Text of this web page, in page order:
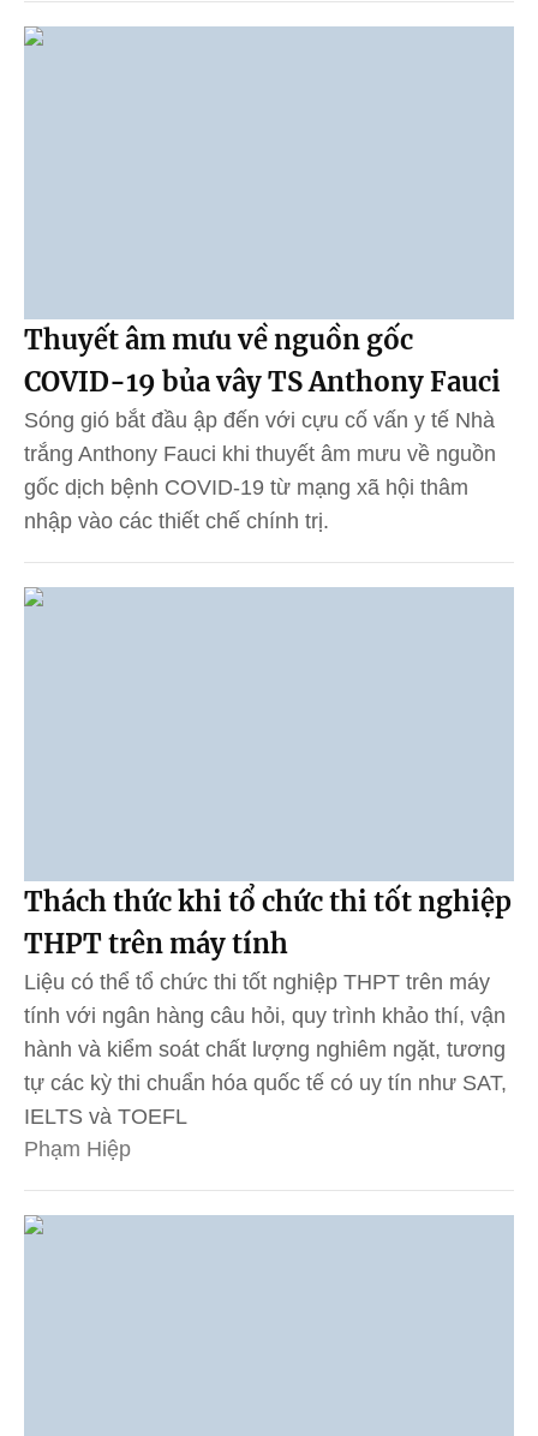
Thuyết âm mưu về nguồn gốc
COVID-19 bủa vây TS Anthony Fauci
Sóng gió bắt đầu ập đến với cựu cố vấn y tế Nhà
trắng Anthony Fauci khi thuyết âm mưu về nguồn
gốc dịch bệnh COVID-19 từ mạng xã hội thâm
nhập vào các thiết chế chính trị.
Thách thức khi tổ chức thi tốt nghiệp
THPT trên máy tính
Liệu có thể tổ chức thi tốt nghiệp THPT trên máy
tính với ngân hàng câu hỏi, quy trình khảo thí, vận
hành và kiểm soát chất lượng nghiêm ngặt, tương
tự các kỳ thi chuẩn hóa quốc tế có uy tín như SAT,
IELTS và TOEFL
Phạm Hiệp